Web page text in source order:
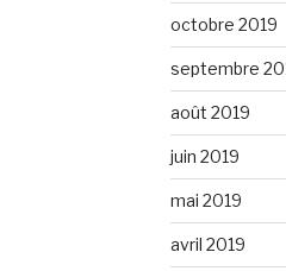
octobre 2019
septembre
août 2019
juin 2019
mai 2019
avril 2019